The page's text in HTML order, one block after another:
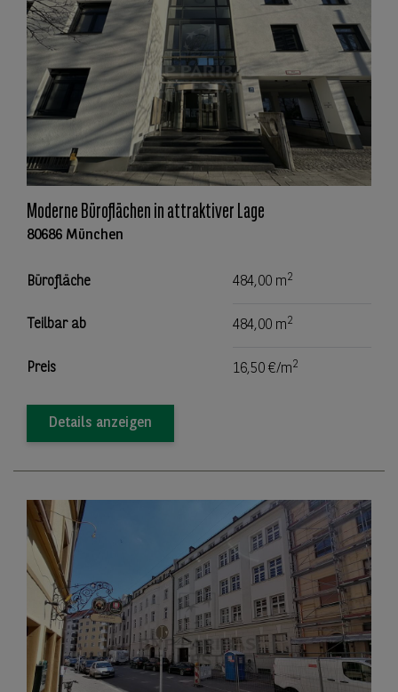
Moderne Büroflächen in attraktiver Lage
80686 München
Bürofläche 484,00 m2
Teilbar ab 484,00 m2
Preis 16,50 €/m2
Details anzeigen